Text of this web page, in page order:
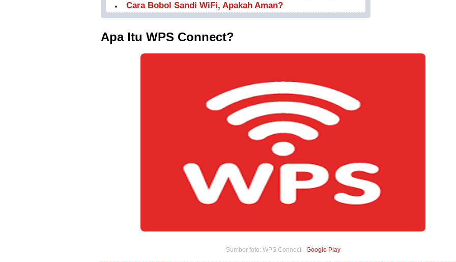
Cara Bobol Sandi WiFi, Apakah Aman?
Apa Itu WPS Connect?
Sumber foto: WPS Connect - Google Play